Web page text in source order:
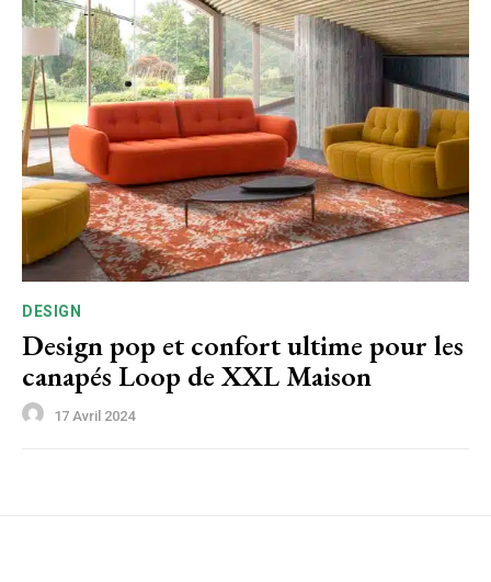
DESIGN
Design pop et confort ultime pour les
canapés Loop de XXL Maison
17 Avril 2024